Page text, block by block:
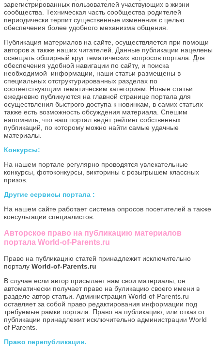
зарегистрированных пользователей участвующих в жизни
сообщества. Техническая часть сообщества родителей
периодически терпит существенные изменения с целью
обеспечения более удобного механизма общения.
Публикация материалов на сайте, осуществляется при помощи
авторов а также наших читателей. Данные публикации нацелены
освещать обширный круг тематических вопросов портала. Для
обеспечения удобной навигации по сайту, и поиска
необходимой информации, наши статьи размещены в
специальных отструктурированных разделах по
соответствующим тематическим категориям. Новые статьи
ежедневно публикуются на главной странице портала для
осуществления быстрого доступа к новинкам, в самих статьях
также есть возможность обсуждения материала. Спешим
напомнить, что наш портал ведёт рейтинг собственных
публикаций, по которому можно найти самые удачные
материалы.
Конкурсы:
На нашем портале регулярно проводятся увлекательные
конкурсы, фотоконкурсы, викторины с розыгрышем классных
призов.
Другие сервисы портала :
На нашем сайте работает система опросов посетителей а также
консультации специалистов.
Авторское право на публикацию материалов
портала World-of-Parents.ru
Право на публикацию статей принадлежит исключительно
порталу World-of-Parents.ru
В случае если автор присылает нам свои материалы, он
автоматически получает право на буликацию своего имени в
разделе автор статьи. Администрация World-of-Parents.ru
оставляет за собой право редактирования информации под
требуемые рамки портала. Право на публикацию, или отказ от
публикации принадлежит исключительно администрации World
of Parents.
Право перепубликации.